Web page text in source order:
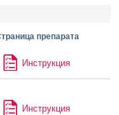
препарата
Инструкция
Инструкция